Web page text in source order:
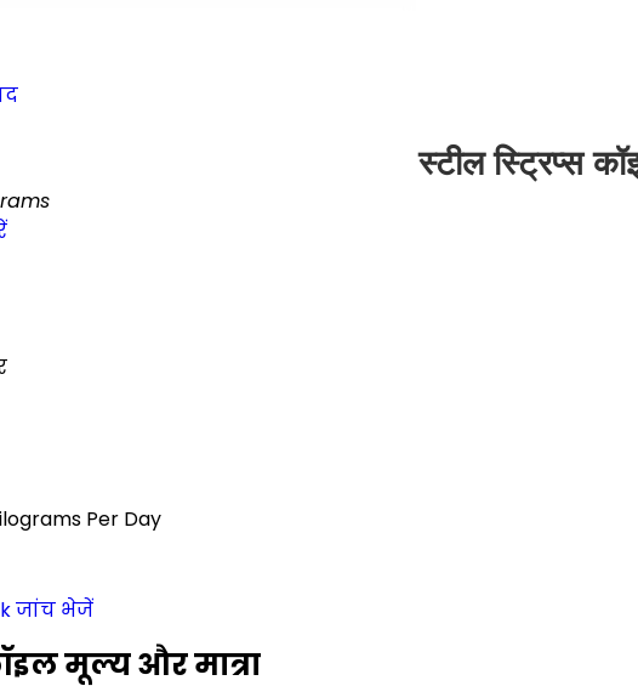
स्टील स्ट्रिप्स
Per Day
जांच भेजें
मूल्य और मात्रा